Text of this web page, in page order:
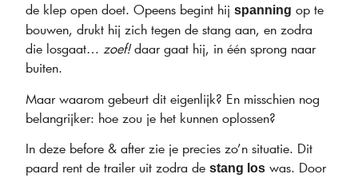
de klep open doet. Opeens begint hij spanning op te
bouwen, drukt hij zich tegen de stang aan, en zodra
die losgaat… zoef!daar gaat hij, in één sprong naar
buiten.
Maar waarom gebeurt dit eigenlijk? En misschien nog
belangrijker: hoe zou je het kunnen oplossen?
In deze before & after zie je precies zo’n situatie. Dit
paard rent de trailer uit zodra de stang los was. Door